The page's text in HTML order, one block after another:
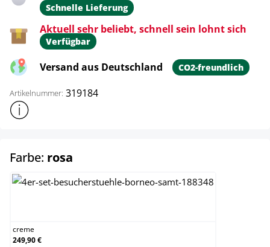
Schnelle Lieferung
Aktuell sehr beliebt, schnell sein lohnt sich
Verfügbar
Versand aus Deutschland CO2-freundlich
Artikelnummer: 319184
Weitere Produktinformationen anzeigen
Farbe: rosa
creme
249,90 €